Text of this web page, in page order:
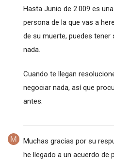
Hasta Junio de 2.009 es
persona de la que vas a
de su muerte, puedes
nada.
Cuando te llegan
negociar nada, así que
antes.
Muchas gracias por su
he llegado a un acuerdo de